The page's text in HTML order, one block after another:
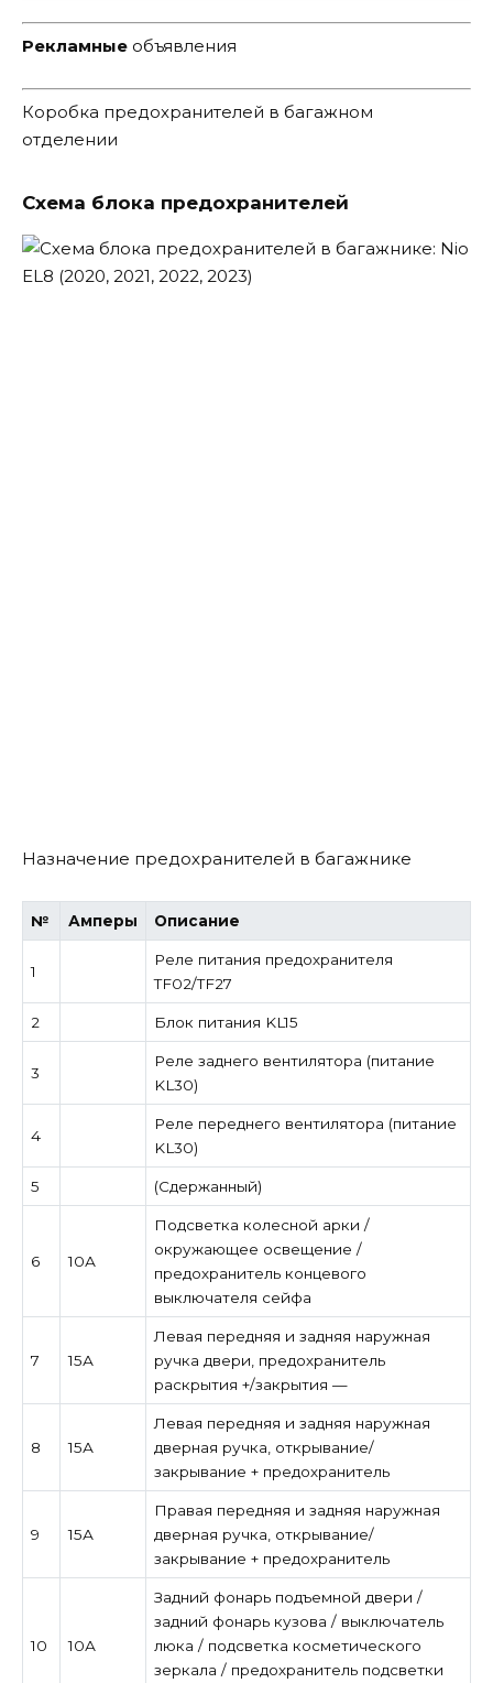
Рекламные объявления
Коробка предохранителей в багажном
отделении
Схема блока предохранителей
Назначение предохранителей в багажнике
№ Амперы Описание
1
Реле питания предохранителя
TF02/TF27
2 Блок питания KL15
3
Реле заднего вентилятора (питание
KL30)
4
Реле переднего вентилятора (питание
KL30)
5 (Сдержанный)
6 10А
Подсветка колесной арки /
окружающее освещение /
предохранитель концевого
выключателя сейфа
7 15А
Левая передняя и задняя наружная
ручка двери, предохранитель
раскрытия +/закрытия —
8 15А
Левая передняя и задняя наружная
дверная ручка, открывание/
закрывание + предохранитель
9 15А
Правая передняя и задняя наружная
дверная ручка, открывание/
закрывание + предохранитель
10 10А
Задний фонарь подъемной двери /
задний фонарь кузова / выключатель
люка / подсветка косметического
зеркала / предохранитель подсветки